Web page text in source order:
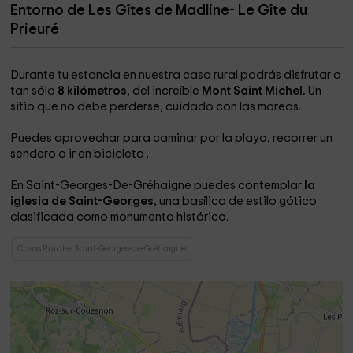
Entorno de Les Gîtes de Madline- Le Gîte du
Prieuré
Durante tu estancia en nuestra casa rural podrás disfrutar a
tan sólo 8 kilómetros, del increíble Mont Saint Michel. Un
sitio que no debe perderse, cuidado con las mareas.
Puedes aprovechar para caminar por la playa, recorrer un
sendero o ir en bicicleta .
En Saint-Georges-De-Gréhaigne puedes contemplar la
iglesia de Saint-Georges, una basílica de estilo gótico
clasificada como monumento histórico.
Casas Rurales Saint-Georges-de-Gréhaigne